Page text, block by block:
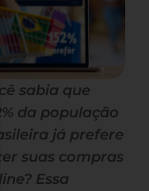
sabia que
da população
já prefere
suas compras
Essa